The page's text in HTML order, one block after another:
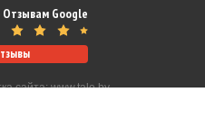
Отзывам Google
сайта:www.tale.by